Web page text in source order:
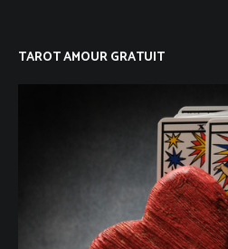
TAROT AMOUR GRATUIT